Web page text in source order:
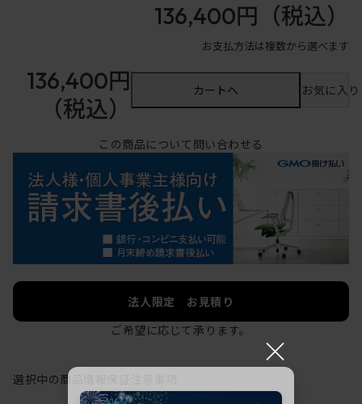
136,400円 （税込）
お支払方法は複数から選べます
136,400円
（税込）
カートへ お気に入
この商品について問い合わせる
法人限定 お見積り
ご希望に応じて承ります。
選択中の商品情報
×